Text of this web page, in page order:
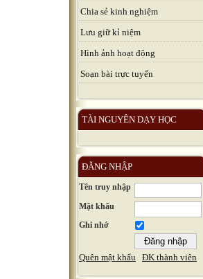
Chia sẻ kinh nghiệm
Lưu giữ kỉ niệm
Hình ảnh hoạt động
Soạn bài trực tuyến
TÀI NGUYÊN DẠY HỌC
ĐĂNG NHẬP
Tên truy nhập
Mật khẩu
Ghi nhớ
Quên mật khẩu ĐK thành viên